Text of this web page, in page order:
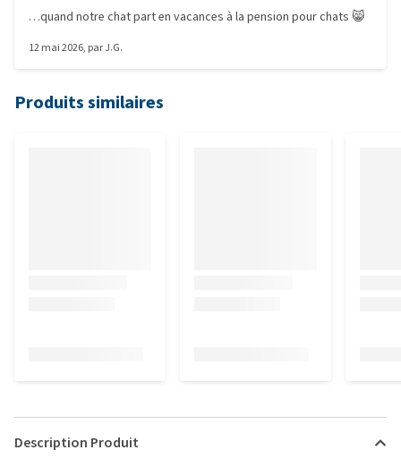
…quand notre chat part en vacances à la pension pour chats 😸
12 mai 2026, parJ.G.
Produits similaires
Description Produit